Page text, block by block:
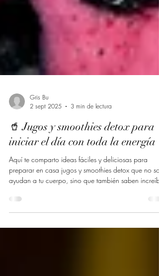
2 sept 2025
3 min de lectura
🥤 Jugos y smoothies detox para
iniciar el día con toda la energía
Aquí te comparto ideas fáciles y deliciosas para
preparar en casa jugos y smoothies detox que no